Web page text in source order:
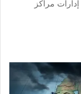
مراكز